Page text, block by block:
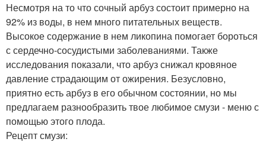
Несмотря на то что сочный арбуз состоит примерно на
92% из воды, в нем много питательных веществ.
Высокое содержание в нем ликопина помогает бороться
с сердечно-сосудистыми заболеваниями. Также
исследования показали, что арбуз снижал кровяное
давление страдающим от ожирения. Безусловно,
приятно есть арбуз в его обычном состоянии, но мы
предлагаем разнообразить твое любимое смузи - меню с
помощью этого плода.
Рецепт смузи: